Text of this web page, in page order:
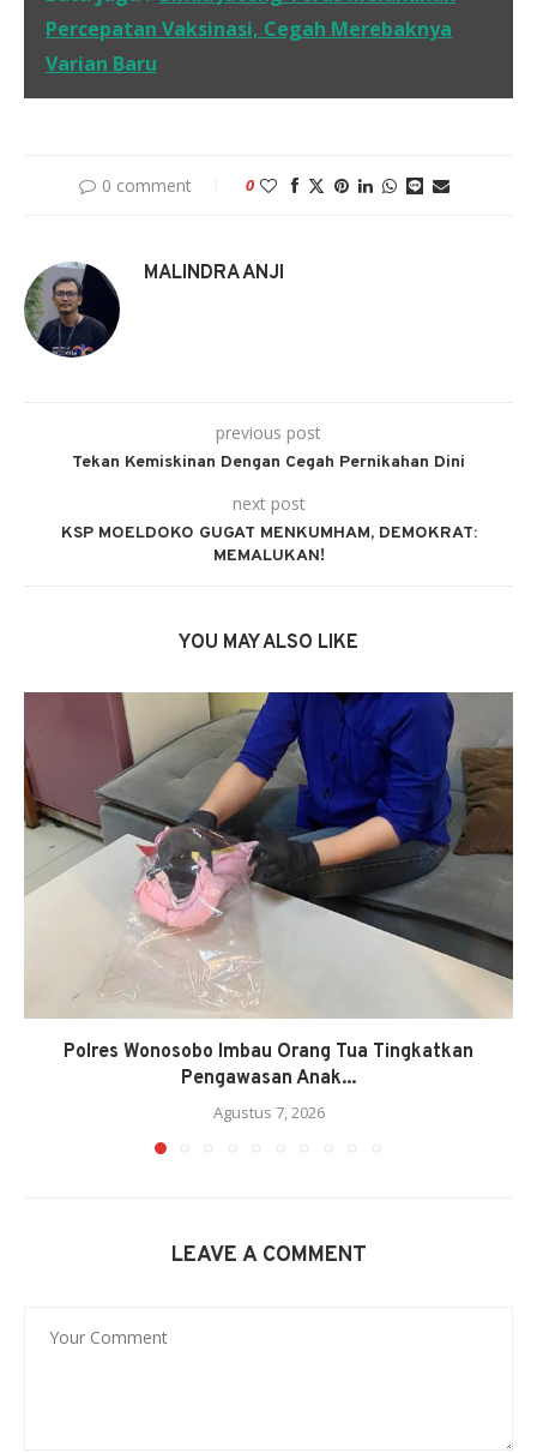
Percepatan Vaksinasi, Cegah Merebaknya
Varian Baru
0 comment 0
MALINDRA ANJI
previous post
Tekan Kemiskinan Dengan Cegah Pernikahan Dini
next post
KSP MOELDOKO GUGAT MENKUMHAM, DEMOKRAT:
MEMALUKAN!
YOU MAY ALSO LIKE
Polres Wonosobo Imbau Orang Tua Tingkatkan
Pengawasan Anak...
Agustus 7, 2026
LEAVE A COMMENT